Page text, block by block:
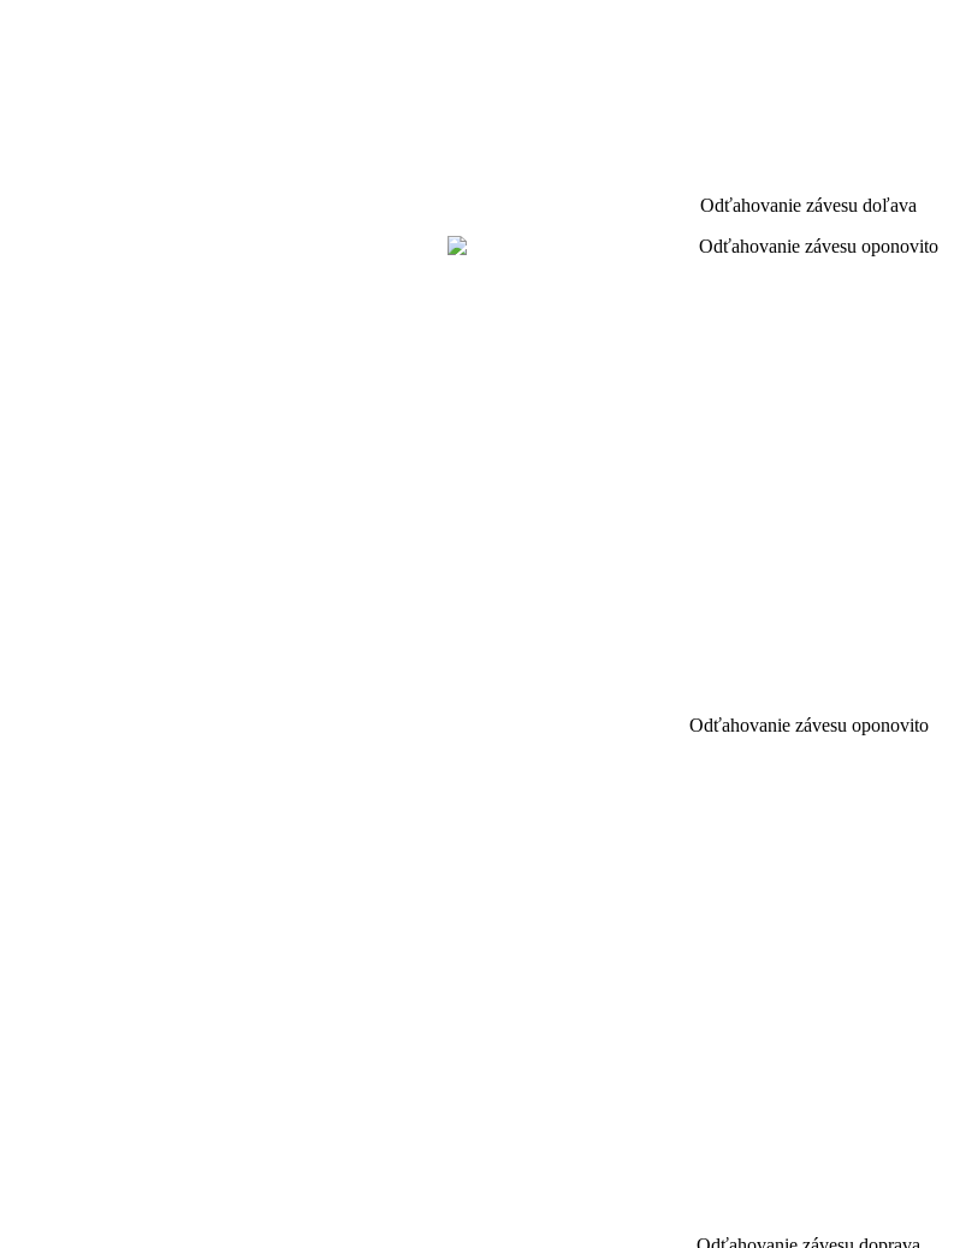
Odťahovanie závesu doľava
Odťahovanie závesu oponovito